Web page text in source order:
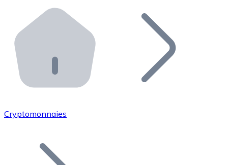
Distributeurs automatiques Bitnovo
Intégrez un ATM Bitnovo dans votre entreprise et
API Bitnovo
Intégrez notre API dans votre écosystème.
Rejoignez notre réseau de distributeurs et
Ajoutez le token de votre projet à notre service
Cryptomonnaies